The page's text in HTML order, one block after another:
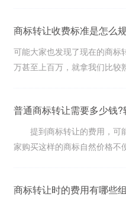
商标转让收费标准是怎么
可能大家也发现了现在的商标
万甚至上百万，就拿我们比较
普通商标转让需要多少钱
提到商标转让的费用，可能
家购买这样的商标自然价格不
商标转让时的费用有哪些